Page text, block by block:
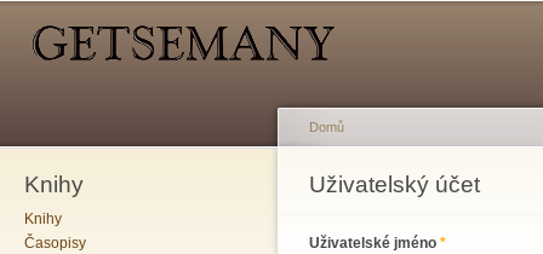
Knihy
Knihy
Časopisy
Jste zde
Domů
Uživatelský účet
Hlavní záložky
Uživatelské jméno *